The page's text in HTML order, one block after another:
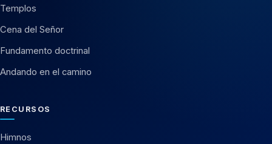
Templos
Cena del Señor
Fundamento doctrinal
Andando en el camino
RECURSOS
Himnos